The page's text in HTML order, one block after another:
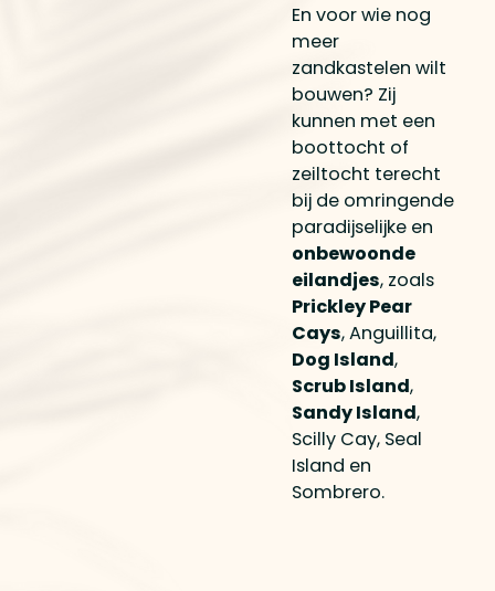
En voor wie nog
meer
zandkastelen wilt
bouwen? Zij
kunnen met een
boottocht of
zeiltocht terecht
bij de omringende
paradijselijke en
onbewoonde
eilandjes, zoals
Prickley Pear
Cays, Anguillita,
Dog Island,
Scrub Island,
Sandy Island,
Scilly Cay, Seal
Island en
Sombrero.